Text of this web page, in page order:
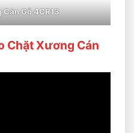
Cán Gỗ 4CR13
Chặt Xương Cán